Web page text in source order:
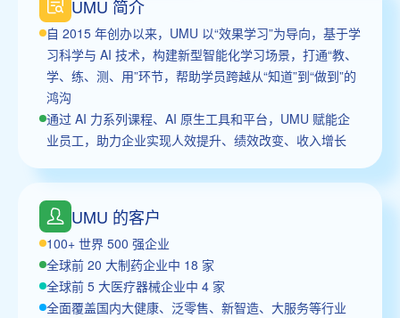
UMU 简介
自 2015 年创办以来，UMU 以“效果学习”为导向，基于学
习科学与 AI 技术，构建新型智能化学习场景，打通“教、
学、练、测、用”环节，帮助学员跨越从“知道”到“做到”的
鸿沟
通过 AI 力系列课程、AI 原生工具和平台，UMU 赋能企
业员工，助力企业实现人效提升、绩效改变、收入增长
UMU 的客户
100+ 世界 500 强企业
全球前 20 大制药企业中 18 家
全球前 5 大医疗器械企业中 4 家
全面覆盖国内大健康、泛零售、新智造、大服务等行业